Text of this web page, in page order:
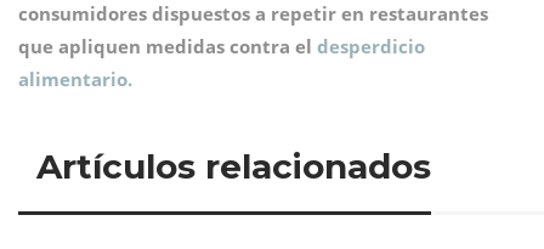
consumidores dispuestos a repetir en restaurantes
que apliquen medidas contra el desperdicio
alimentario.
Artículos relacionados